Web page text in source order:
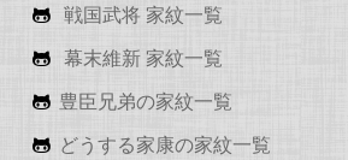
戦国武将 家紋一覧
幕末維新 家紋一覧
豊臣兄弟の家紋一覧
どうする家康の家紋一覧